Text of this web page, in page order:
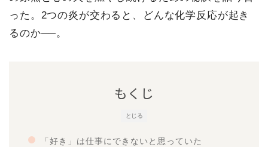
った。2つの炎が交わると、どんな化学反応が起き
るのか──。
とじる
もくじ
「好き」は仕事にできないと思っていた